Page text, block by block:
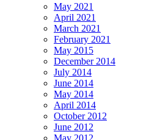
May 2021
April 2021
March 2021
February 2021
May 2015
December 2014
July 2014
June 2014
May 2014
April 2014
October 2012
June 2012
May 2012